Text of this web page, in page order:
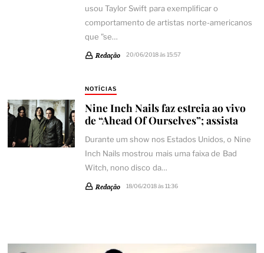
usou Taylor Swift para exemplificar o
comportamento de artistas norte-americanos
que "se…
Redação 20/06/2018 às 15:57
NOTÍCIAS
Nine Inch Nails faz estreia ao vivo
de “Ahead Of Ourselves”; assista
Durante um show nos Estados Unidos, o Nine
Inch Nails mostrou mais uma faixa de Bad
Witch, nono disco da…
Redação 18/06/2018 às 11:36